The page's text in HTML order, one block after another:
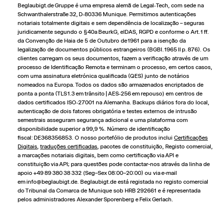
Beglaubigt.de Gruppe é uma empresa alemã de Legal‑Tech, com sede na
Schwanthalerstraße 32, D‑80336 Munique. Permitimos autenticações
notariais totalmente digitais e sem dependência de localização – seguras
juridicamente segundo o § 40a BeurkG, eIDAS, RGPD e conforme o Art. 1 ff.
da Convenção de Haia de 5 de Outubro de 1961 para a isenção da
legalização de documentos públicos estrangeiros (BGBl. 1965 II p. 876). Os
clientes carregam os seus documentos, fazem a verificação através de um
processo de Identificação Remota e terminam o processo, em certos casos,
com uma assinatura eletrónica qualificada (QES) junto de notários
nomeados na Europa. Todos os dados são armazenados encriptados de
ponta a ponta (TLS 1.3 em trânsito | AES‑256 em repouso) em centros de
dados certificados ISO‑27001 na Alemanha. Backups diários fora do local,
autenticação de dois fatores obrigatória e testes externos de intrusão
semestrais asseguram segurança adicional e uma plataforma com
disponibilidade superior a 99,9 %. Número de identificação
fiscal: DE368356853. O nosso portefólio de produtos incluiCertificações
Digitais ,traduções certificadas ,pacotes de constituição ,Registo comercial
amarcações notariais digitais , bem como certificação via API e
constituição via API; para questões pode contactar-nos através da linha de
apoio +49 89 380 38 332 (Seg–Sex 08:00–20:00) ou via e-mail
eminfo@beglaubigt.de . Beglaubigt.de está registada no registo comercial
do Tribunal da Comarca de Munique sob HRB 292661 e é representada
pelos administradores Alexander Sporenberg e Felix Gerlach.